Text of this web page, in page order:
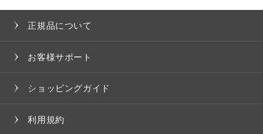
ものとし、この掲載をもって規約変更の通知が完了し
１．本規約の変更のケース以外に当社が必要と判断し
ます。
正規品について
お客様サポート
ショッピングガイド
利用規約